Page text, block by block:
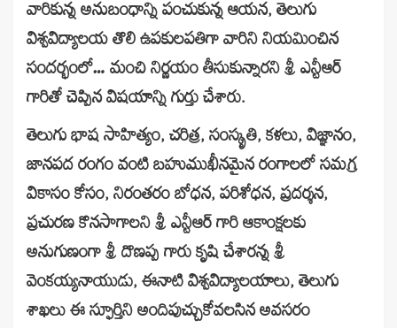
వారికున్న అనుబంధాన్ని పంచుకున్న ఆయన, తెలుగు
విశ్వవిద్యాలయ తొలి ఉపకులపతిగా వారిని నియమించిన
సందర్భంలో… మంచి నిర్ణయం తీసుకున్నారని శ్రీ ఎన్టీఆర్
గారితో చెప్పిన విషయాన్ని గుర్తు చేశారు.
తెలుగు భాష సాహిత్యం, చరిత్ర, సంస్కృతి, కళలు, విజ్ఞానం,
జానపద రంగం వంటి బహుముఖీనమైన రంగాలలో సమగ్ర
వికాసం కోసం, నిరంతరం బోధన, పరిశోధన, ప్రదర్శన,
ప్రచురణ కొనసాగాలని శ్రీ ఎన్టీఆర్ గారి ఆకాంక్షలకు
అనుగుణంగా శ్రీ దొణప్ప గారు కృషి చేశారన్న శ్రీ
వెంకయ్యనాయుడు, ఈనాటి విశ్వవిద్యాలయాలు, తెలుగు
శాఖలు ఈ స్ఫూర్తిని అందిపుచ్చుకోవలసిన అవసరం